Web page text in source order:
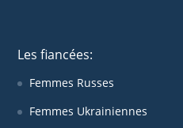
Les fiancées:
Femmes Russes
Femmes Ukrainiennes